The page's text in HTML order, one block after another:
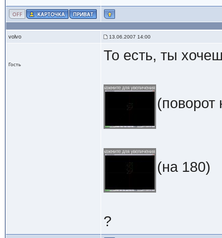
volvo 13.06.2007 14:00
Гость
То есть, ты
(поворот
(на 180)
?